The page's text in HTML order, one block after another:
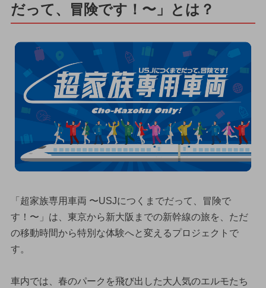
だって、冒険です！〜」とは？
「超家族専用車両 〜USJにつくまでだって、冒険で
す！〜」は、東京から新大阪までの新幹線の旅を、ただ
の移動時間から特別な体験へと変えるプロジェクトで
す。
車内では、春のパークを飛び出した大人気のエルモたち